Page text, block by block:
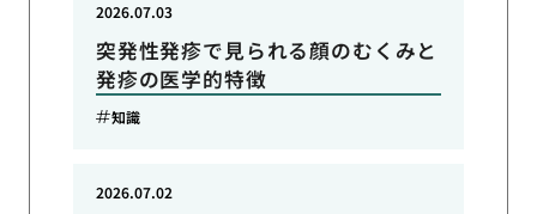
突発性発疹で見られる顔のむくみと
発疹の医学的特徴
2026.07.03
知識
2026.07.02